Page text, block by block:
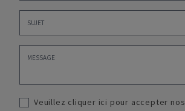
Veuillez cliquer ici pour accepter nos